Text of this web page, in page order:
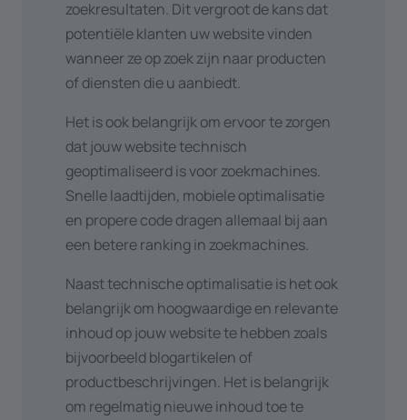
zoekresultaten. Dit vergroot de kans dat
potentiële klanten uw website vinden
wanneer ze op zoek zijn naar producten
of diensten die u aanbiedt.
Het is ook belangrijk om ervoor te zorgen
dat jouw website technisch
geoptimaliseerd is voor zoekmachines.
Snelle laadtijden, mobiele optimalisatie
en propere code dragen allemaal bij aan
een betere ranking in zoekmachines.
Naast technische optimalisatie is het ook
belangrijk om hoogwaardige en relevante
inhoud op jouw website te hebben zoals
bijvoorbeeld blogartikelen of
productbeschrijvingen. Het is belangrijk
om regelmatig nieuwe inhoud toe te